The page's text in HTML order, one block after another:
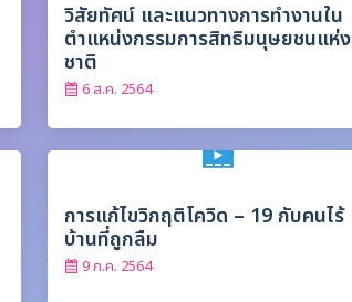
วิสัยทัศน์ และแนวทางการทำงานใน
ตำแหน่งกรรมการสิทธิมนุษยชนแห่ง
ชาติ
6 ส.ค. 2564
การแก้ไขวิกฤติโควิด – 19 กับคนไร้
บ้านที่ถูกลืม
9 ก.ค. 2564